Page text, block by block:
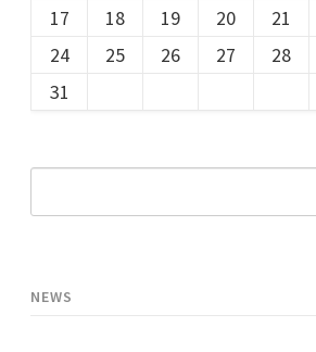
17
18 19 20 21
24
25 26 27 28
31
NEWS